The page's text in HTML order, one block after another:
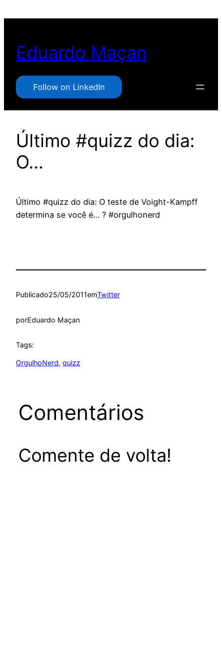
conteúdo
Eduardo Maçan
Follow on LinkedIn
Último #quizz do dia:
O…
Último #quizz do dia: O teste de Voight-Kampff
determina se você é… ? #orgulhonerd
Publicado25/05/2011emTwitter
porEduardo Maçan
Tags:
OrgulhoNerd, quizz
Comentários
Comente de volta!